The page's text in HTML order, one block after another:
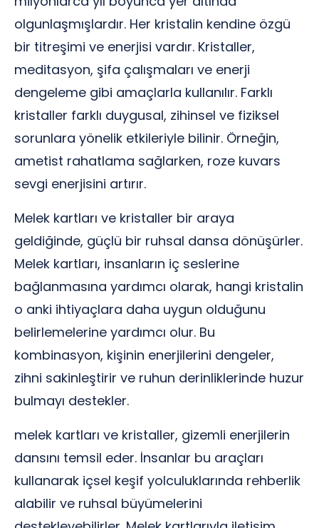
olgunlaşmışlardır. Her kristalin kendine özgü
bir titreşimi ve enerjisi vardır. Kristaller,
meditasyon, şifa çalışmaları ve enerji
dengeleme gibi amaçlarla kullanılır. Farklı
kristaller farklı duygusal, zihinsel ve fiziksel
sorunlara yönelik etkileriyle bilinir. Örneğin,
ametist rahatlama sağlarken, roze kuvars
sevgi enerjisini artırır.
Melek kartları ve kristaller bir araya
geldiğinde, güçlü bir ruhsal dansa dönüşürler.
Melek kartları, insanların iç seslerine
bağlanmasına yardımcı olarak, hangi kristalin
o anki ihtiyaçlara daha uygun olduğunu
belirlemelerine yardımcı olur. Bu
kombinasyon, kişinin enerjilerini dengeler,
zihni sakinleştirir ve ruhun derinliklerinde huzur
bulmayı destekler.
melek kartları ve kristaller, gizemli enerjilerin
dansını temsil eder. İnsanlar bu araçları
kullanarak içsel keşif yolculuklarında rehberlik
alabilir ve ruhsal büyümelerini